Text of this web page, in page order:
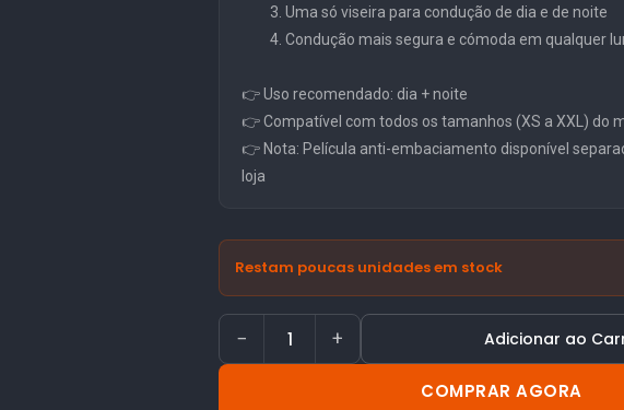
Uma só viseira para condução de dia e de noite
Condução mais segura e cómoda em qualquer
👉 Uso recomendado: dia + noite
👉 Compatível com todos os tamanhos (XS a XXL) do
👉 Nota: Película anti-embaciamento disponível
loja
Restam poucas unidades em stock
− + Adicionar ao
COMPRAR AGORA